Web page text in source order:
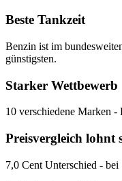
Beste Tankzeit
Benzin ist im
günstigsten.
Starker Wettbewerb
10 verschiedene Marken -
Preisvergleich lohnt
7,0 Cent Unterschied -